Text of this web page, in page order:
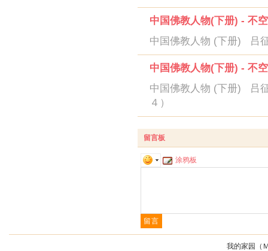
中国佛教人物(下册) - 不
中国佛教人物 (下册) 吕
中国佛教人物(下册) - 不
中国佛教人物 (下册)
４）
留言板
涂鸦板
我的家园（